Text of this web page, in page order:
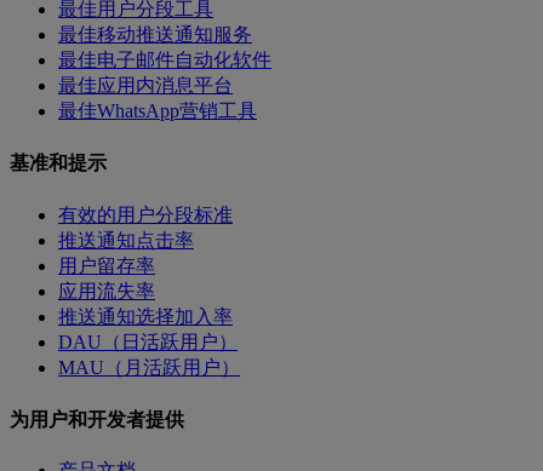
最佳用户分段工具
最佳移动推送通知服务
最佳电子邮件自动化软件
最佳应用内消息平台
最佳WhatsApp营销工具
基准和提示
有效的用户分段标准
推送通知点击率
用户留存率
应用流失率
推送通知选择加入率
DAU（日活跃用户）
MAU（月活跃用户）
为用户和开发者提供